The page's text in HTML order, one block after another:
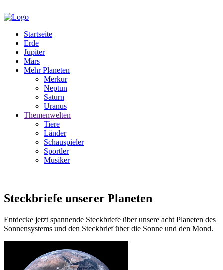
Startseite
Erde
Jupiter
Mars
Mehr Planeten
Merkur
Neptun
Saturn
Uranus
Themenwelten
Tiere
Länder
Schauspieler
Sportler
Musiker
Steckbriefe unserer Planeten
Entdecke jetzt spannende Steckbriefe über unsere acht Planeten des
Sonnensystems und den Steckbrief über die Sonne und den Mond.